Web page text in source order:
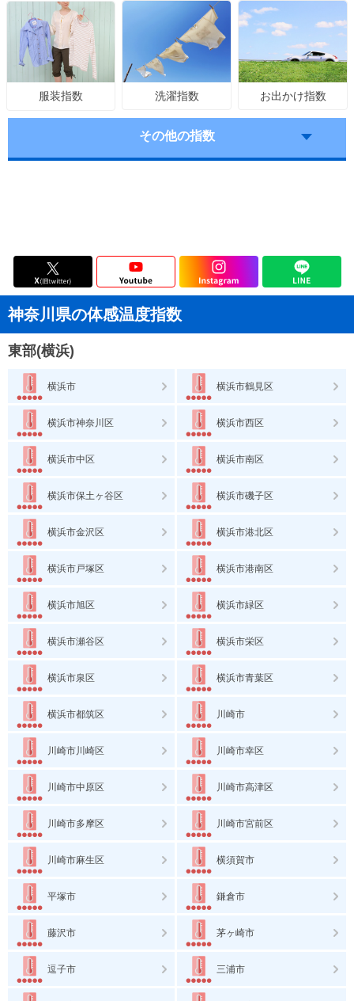
服装指数 洗濯指数 お出かけ指数
その他の指数
神奈川県の体感温度指数
東部(横浜)
横浜市 横浜市鶴見区
横浜市神奈川区 横浜市西区
横浜市中区 横浜市南区
横浜市保土ヶ谷区 横浜市磯子区
横浜市金沢区 横浜市港北区
横浜市戸塚区 横浜市港南区
横浜市旭区 横浜市緑区
横浜市瀬谷区 横浜市栄区
横浜市泉区 横浜市青葉区
横浜市都筑区 川崎市
川崎市川崎区 川崎市幸区
川崎市中原区 川崎市高津区
川崎市多摩区 川崎市宮前区
川崎市麻生区 横須賀市
平塚市 鎌倉市
藤沢市 茅ヶ崎市
逗子市 三浦市